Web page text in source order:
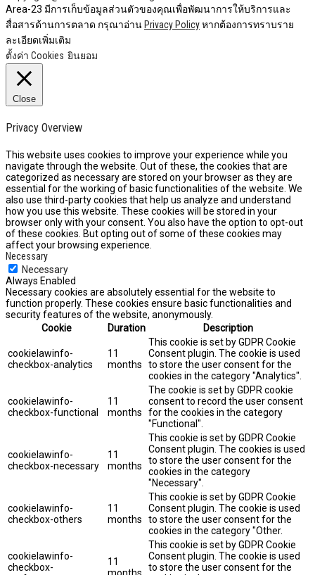
Area-23 มีการเก็บข้อมูลส่วนตัวของคุณเพื่อพัฒนาการให้บริการและ
สื่อสารด้านการตลาด กรุณาอ่าน Privacy Policyหากต้องการทราบราย
ละเอียดเพิ่มเติม
ตั้งค่า Cookies ยินยอม
Close
Privacy Overview
This website uses cookies to improve your experience while you
navigate through the website. Out of these, the cookies that are
categorized as necessary are stored on your browser as they are
essential for the working of basic functionalities of the website. We
also use third-party cookies that help us analyze and understand
how you use this website. These cookies will be stored in your
browser only with your consent. You also have the option to opt-out
of these cookies. But opting out of some of these cookies may
affect your browsing experience.
Necessary
Necessary
Always Enabled
Necessary cookies are absolutely essential for the website to
function properly. These cookies ensure basic functionalities and
security features of the website, anonymously.
Cookie
Duration Description
cookielawinfo-
checkbox-analytics
11
months
This cookie is set by GDPR Cookie
Consent plugin. The cookie is used
to store the user consent for the
cookies in the category "Analytics".
cookielawinfo-
checkbox-functional
11
months
The cookie is set by GDPR cookie
consent to record the user consent
for the cookies in the category
"Functional".
cookielawinfo-
checkbox-necessary
11
months
This cookie is set by GDPR Cookie
Consent plugin. The cookies is used
to store the user consent for the
cookies in the category
"Necessary".
cookielawinfo-
checkbox-others
11
months
This cookie is set by GDPR Cookie
Consent plugin. The cookie is used
to store the user consent for the
cookies in the category "Other.
cookielawinfo-
checkbox-
11
This cookie is set by GDPR Cookie
Consent plugin. The cookie is used
to store the user consent for the